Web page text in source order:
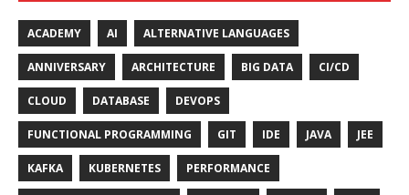
ACADEMY AI ALTERNATIVE LANGUAGES
ANNIVERSARY ARCHITECTURE BIG DATA CI/CD
CLOUD DATABASE DEVOPS
FUNCTIONAL PROGRAMMING GIT IDE JAVA JEE
KAFKA KUBERNETES PERFORMANCE